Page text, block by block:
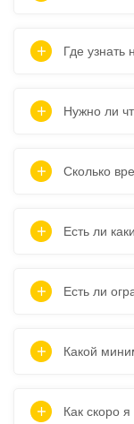
Где узнать
Нужно ли
Сколько
Есть ли
Есть ли
Какой
Как скоро я